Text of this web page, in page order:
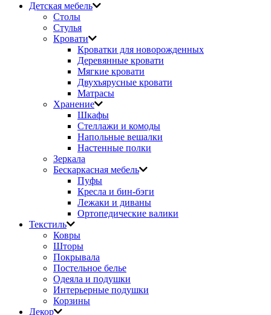
Детская мебель
Столы
Стулья
Кровати
Кроватки для новорожденных
Деревянные кровати
Мягкие кровати
Двухъярусные кровати
Матрасы
Хранение
Шкафы
Стеллажи и комоды
Напольные вешалки
Настенные полки
Зеркала
Бескаркасная мебель
Пуфы
Кресла и бин-бэги
Лежаки и диваны
Ортопедические валики
Текстиль
Ковры
Шторы
Покрывала
Постельное белье
Одеяла и подушки
Интерьерные подушки
Корзины
Декор